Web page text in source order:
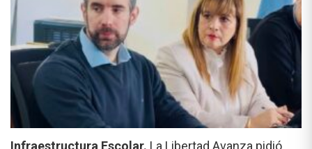
Infraestructura Escolar. La Libertad Avanza pidió